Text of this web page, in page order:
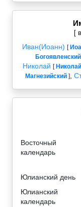
[
Иван(Иоанн) [
Богоявленский
Николай [
Магнезийский ],
Восточный
календарь
Юлианский день
Юлианский
календарь